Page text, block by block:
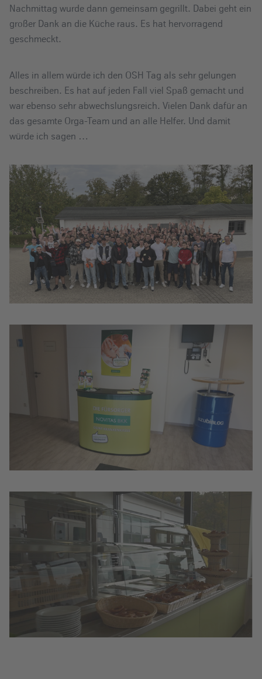
Nachmittag wurde dann gemeinsam gegrillt. Dabei geht ein
großer Dank an die Küche raus. Es hat hervorragend
geschmeckt.
Alles in allem würde ich den OSH Tag als sehr gelungen
beschreiben. Es hat auf jeden Fall viel Spaß gemacht und
war ebenso sehr abwechslungsreich. Vielen Dank dafür an
das gesamte Orga-Team und an alle Helfer. Und damit
würde ich sagen …